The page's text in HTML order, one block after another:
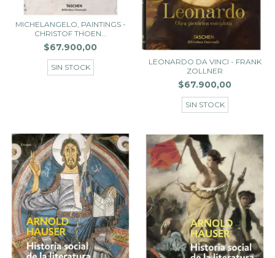
MICHELANGELO, PAINTINGS -
CHRISTOF THOEN...
$67.900,00
SIN STOCK
LEONARDO DA VINCI - FRANK
ZOLLNER
$67.900,00
SIN STOCK